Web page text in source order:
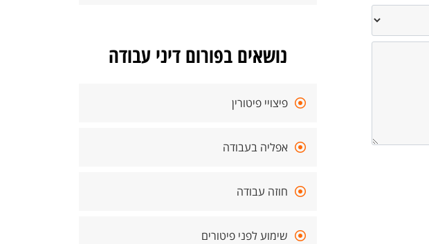
נושאים בפורום דיני עבודה
פיצויי פיטורין
אפליה בעבודה
חוזה עבודה
שימוע לפני פיטורים